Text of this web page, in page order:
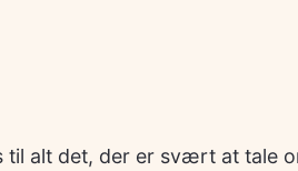
alt det, der er svært at tale